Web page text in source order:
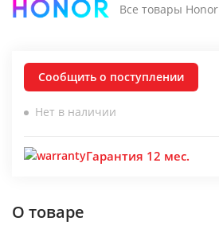
Все товары Honor
Сообщить о поступлении
Нет в наличии
Гарантия 12 мес.
О товаре